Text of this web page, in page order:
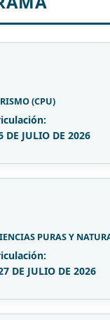
(CPU)
DE JULIO DE 2026
PURAS Y
DE JULIO DE 2026